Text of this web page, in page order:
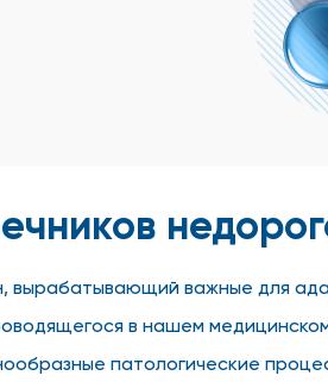
важные для
в нашем
патологические